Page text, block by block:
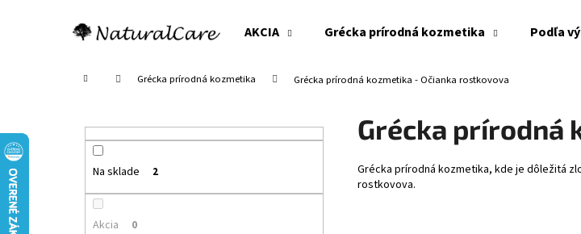
AKCIA Grécka prírodná kozmetika Podľa
Domov Grécka prírodná kozmetika Grécka prírodná kozmetika - Očianka rostkovova
Na sklade 2
Akcia 0
Grécka prírodná
Grécka prírodná kozmetika, kde je dôležitá
rostkovova.
Späť
Späť
Čo potrebujete nájsť?